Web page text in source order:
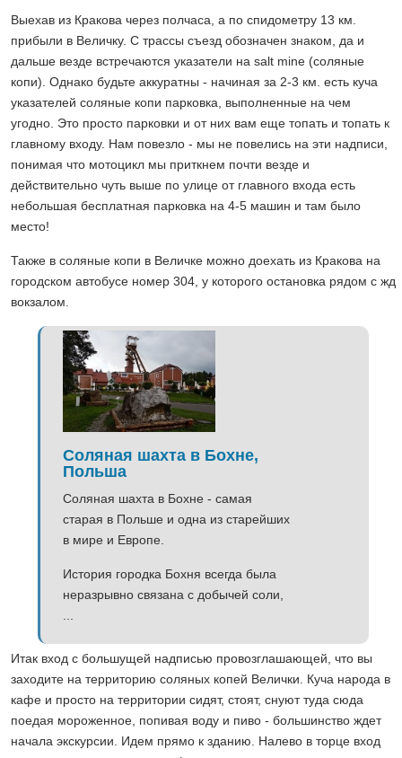
Выехав из Кракова через полчаса, а по спидометру 13 км.
прибыли в Величку. С трассы съезд обозначен знаком, да и
дальше везде встречаются указатели на salt mine (соляные
копи). Однако будьте аккуратны - начиная за 2-3 км. есть куча
указателей соляные копи парковка, выполненные на чем
угодно. Это просто парковки и от них вам еще топать и топать к
главному входу. Нам повезло - мы не повелись на эти надписи,
понимая что мотоцикл мы приткнем почти везде и
действительно чуть выше по улице от главного входа есть
небольшая бесплатная парковка на 4-5 машин и там было
место!
Также в соляные копи в Величке можно доехать из Кракова на
городском автобусе номер 304, у которого остановка рядом с жд
вокзалом.
Соляная шахта в Бохне,
Польша
Соляная шахта в Бохне - самая
старая в Польше и одна из старейших
в мире и Европе.
История городка Бохня всегда была
неразрывно связана с добычей соли,
Итак вход с большущей надписью провозглашающей, что вы
заходите на территорию соляных копей Велички. Куча народа в
кафе и просто на территории сидят, стоят, снуют туда сюда
поедая мороженное, попивая воду и пиво - большинство ждет
начала экскурсии. Идем прямо к зданию. Налево в торце вход